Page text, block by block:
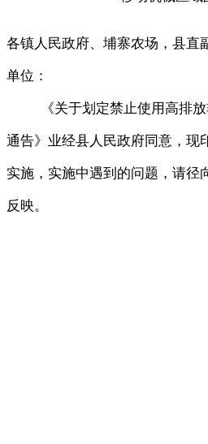
各镇人民政府、埔寨农场 ， 县直
单位：
《关于划定禁止使用高排
通告》业经县人民政府同意 ， 现
实施 ， 实施中遇到的问题，请径
反映。